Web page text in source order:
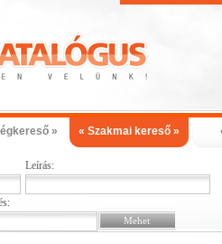
» « Szakmai kereső »
Leírás: